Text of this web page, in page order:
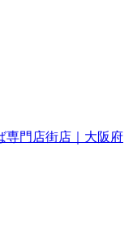
専門店街店｜大阪府